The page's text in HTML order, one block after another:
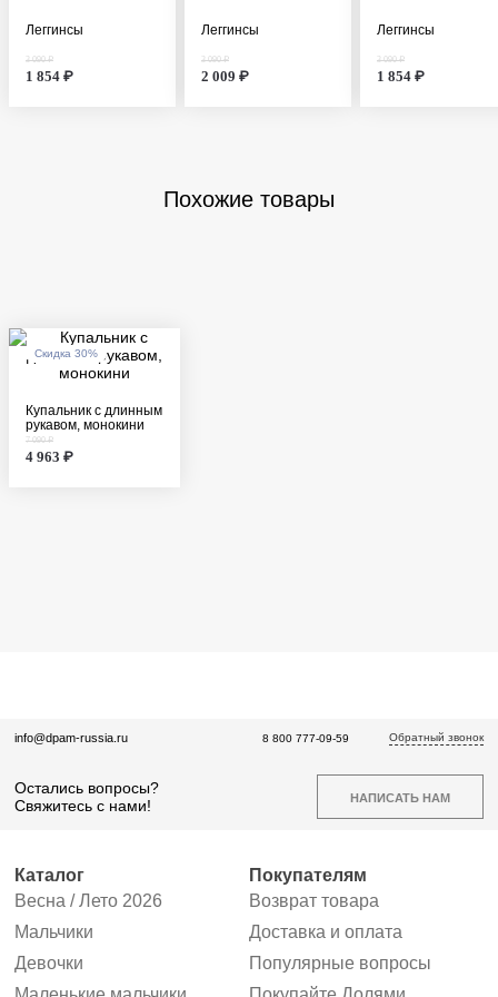
Леггинсы
3 090 ₽
1 854 ₽
Леггинсы
3 090 ₽
2 009 ₽
Леггинсы
3 090 ₽
1 854 ₽
Похожие товары
Скидка 30%
Купальник с длинным
рукавом, монокини
7 090 ₽
4 963 ₽
info@dpam-russia.ru
Остались вопросы?
Свяжитесь с нами!
НАПИСАТЬ НАМ
8 800 777-09-59 Обратный звонок
Каталог
Весна / Лето 2026
Мальчики
Девочки
Покупателям
Возврат товара
Доставка и оплата
Популярные вопросы